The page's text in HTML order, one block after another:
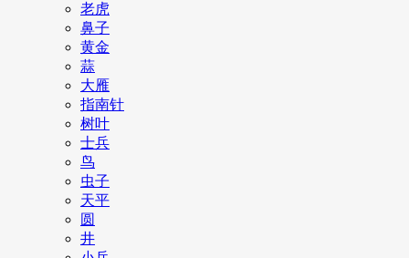
老虎
鼻子
黄金
蒜
大雁
指南针
树叶
士兵
鸟
虫子
天平
圆
井